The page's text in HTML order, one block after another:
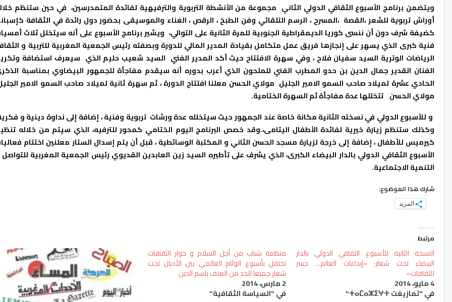
ويتضمن برنامج الأسبوع الثقافي الدولي الثاني مجموعة من الأنشطة التربوية والترفيهية لفائدة المتمدرسين، في حين ستنظم
أوراش تربوية للشعر ،القصة ،المسرح ، الرسم التلقائي وفن الطبخ ، الرقص ، الغناء والموسيقى بحضور دول رائدة في الثقافة
كضيفة شرف دون أن ننسى كوريا الديمقراطية الجنوبية للمرة الثانية على التوالي، ويشير برنامج الأسبوع على أنه سيتخلل ثلاث
فنية كبرى الذي يسهر على إنجازها فريق عمل متكامل بقيادة المدير المالي للدورة وبصفته رئيس الجمعية المغربية للتربية و
الرياضات الوترية السيد سفيان فلاح ، وفي سهرة الافتتاح حيث أكد المدير الفني السيد شعيب حليم الذي سيعرف استضافة
الفنان القدير جمال الدين بن حدو المطرب الفني للملحون الذي أعرب بدوره أنه سيقدم مفاجأة للجمهور البيضاوي بمناسبة
الحادي عشرة لميلاد صاحب السمو الامير الجليل مولاي الحسن معلنا افتتاح الدورة ، ثم سهرة ثانية لميلاد صاحب السمو الامير
مولاي الحسن تتخللها عدة مفاجأة ثم السهرة الختامية.
و للأسبوع الدولي في نسخته الثانية مكانة خاصة عند الجمهور حيث سيتخلله عدة ورشات تربوية وفنية ، إضافة إلى نداوة دينية و
وكذلك ستنظم زيارة خيرية لفائدة الأطفال اليتامى،.وقد خصص البرنامج اليوم الختامي كمحور للترفيه، الذي سيتم من خلاله
كيرميس للأطفال ، إضافة إلى خرجة لزيارة مسجد الحسن الثاني و المكتبة الوسائطية ، قبل أن يتم إسدال الستار معلنين اختتام
الأسبوع الثقافي الدولي بالدار البيضاء الكبرى، الذي يشرف على تأطيره السيد زين العابدين القديوي رئيس الجمعية المغربية
التنمية الاجتماعية.
شارك هذا الموضوع:
المزيد
مرتبط
النسخة الثانية للأسبوع الثقافي الدولي بالدار
البيضاء تحت شعار: «إبداعات العالم… جسر
للثقافات»
4 مايو، 2014
في "تمازيغت ⵜⴰⵎⴰⵣⵉⵖⵜ"
منظمة شباب من أجل السلام و حوار الثقافات
تحتفل بأسبوع الوئام العالمي بين الأديان تحت
شعار جميعا للحد من العنف باسم الدين
2 مارس، 2014
في "السياسة الثقافية"